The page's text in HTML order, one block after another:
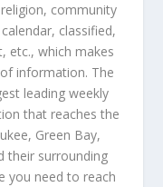
community
classified,
etc., which makes
information. The
leading weekly
that reaches the
Green Bay,
their surrounding
you need to reach